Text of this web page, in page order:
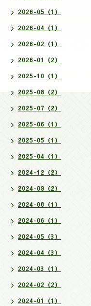
2026-05（1）
2026-04（1）
2026-02（1）
2026-01（2）
2025-10（1）
2025-08（2）
2025-07（2）
2025-06（1）
2025-05（1）
2025-04（1）
2024-12（2）
2024-09（2）
2024-08（1）
2024-06（1）
2024-05（3）
2024-04（3）
2024-03（1）
2024-02（2）
2024-01（1）